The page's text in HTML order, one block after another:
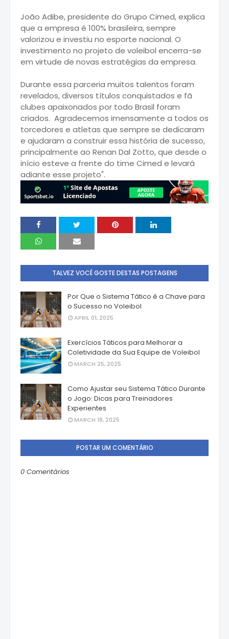
João Adibe, presidente do Grupo Cimed, explica
que a empresa é 100% brasileira, sempre
valorizou e investiu no esporte nacional. O
investimento no projeto de voleibol encerra-se
em virtude de novas estratégias da empresa.
Durante essa parceria muitos talentos foram
revelados, diversos títulos conquistados e fã
clubes apaixonados por todo Brasil foram
criados. Agradecemos imensamente a todos os
torcedores e atletas que sempre se dedicaram
e ajudaram a construir essa história de sucesso,
principalmente ao Renan Dal Zotto, que desde o
início esteve a frente do time Cimed e levará
adiante esse projeto".
TALVEZ VOCÊ GOSTE DESTAS POSTAGENS
Por Que o Sistema Tático é a Chave para
o Sucesso no Voleibol
APRIL 01, 2025
Exercícios Táticos para Melhorar a
Coletividade da Sua Equipe de Voleibol
MARCH 25, 2025
Como Ajustar seu Sistema Tático Durante
o Jogo: Dicas para Treinadores
Experientes
MARCH 18, 2025
POSTAR UM COMENTÁRIO
0 Comentários